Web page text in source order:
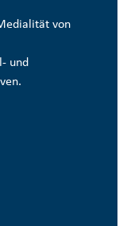
von
und